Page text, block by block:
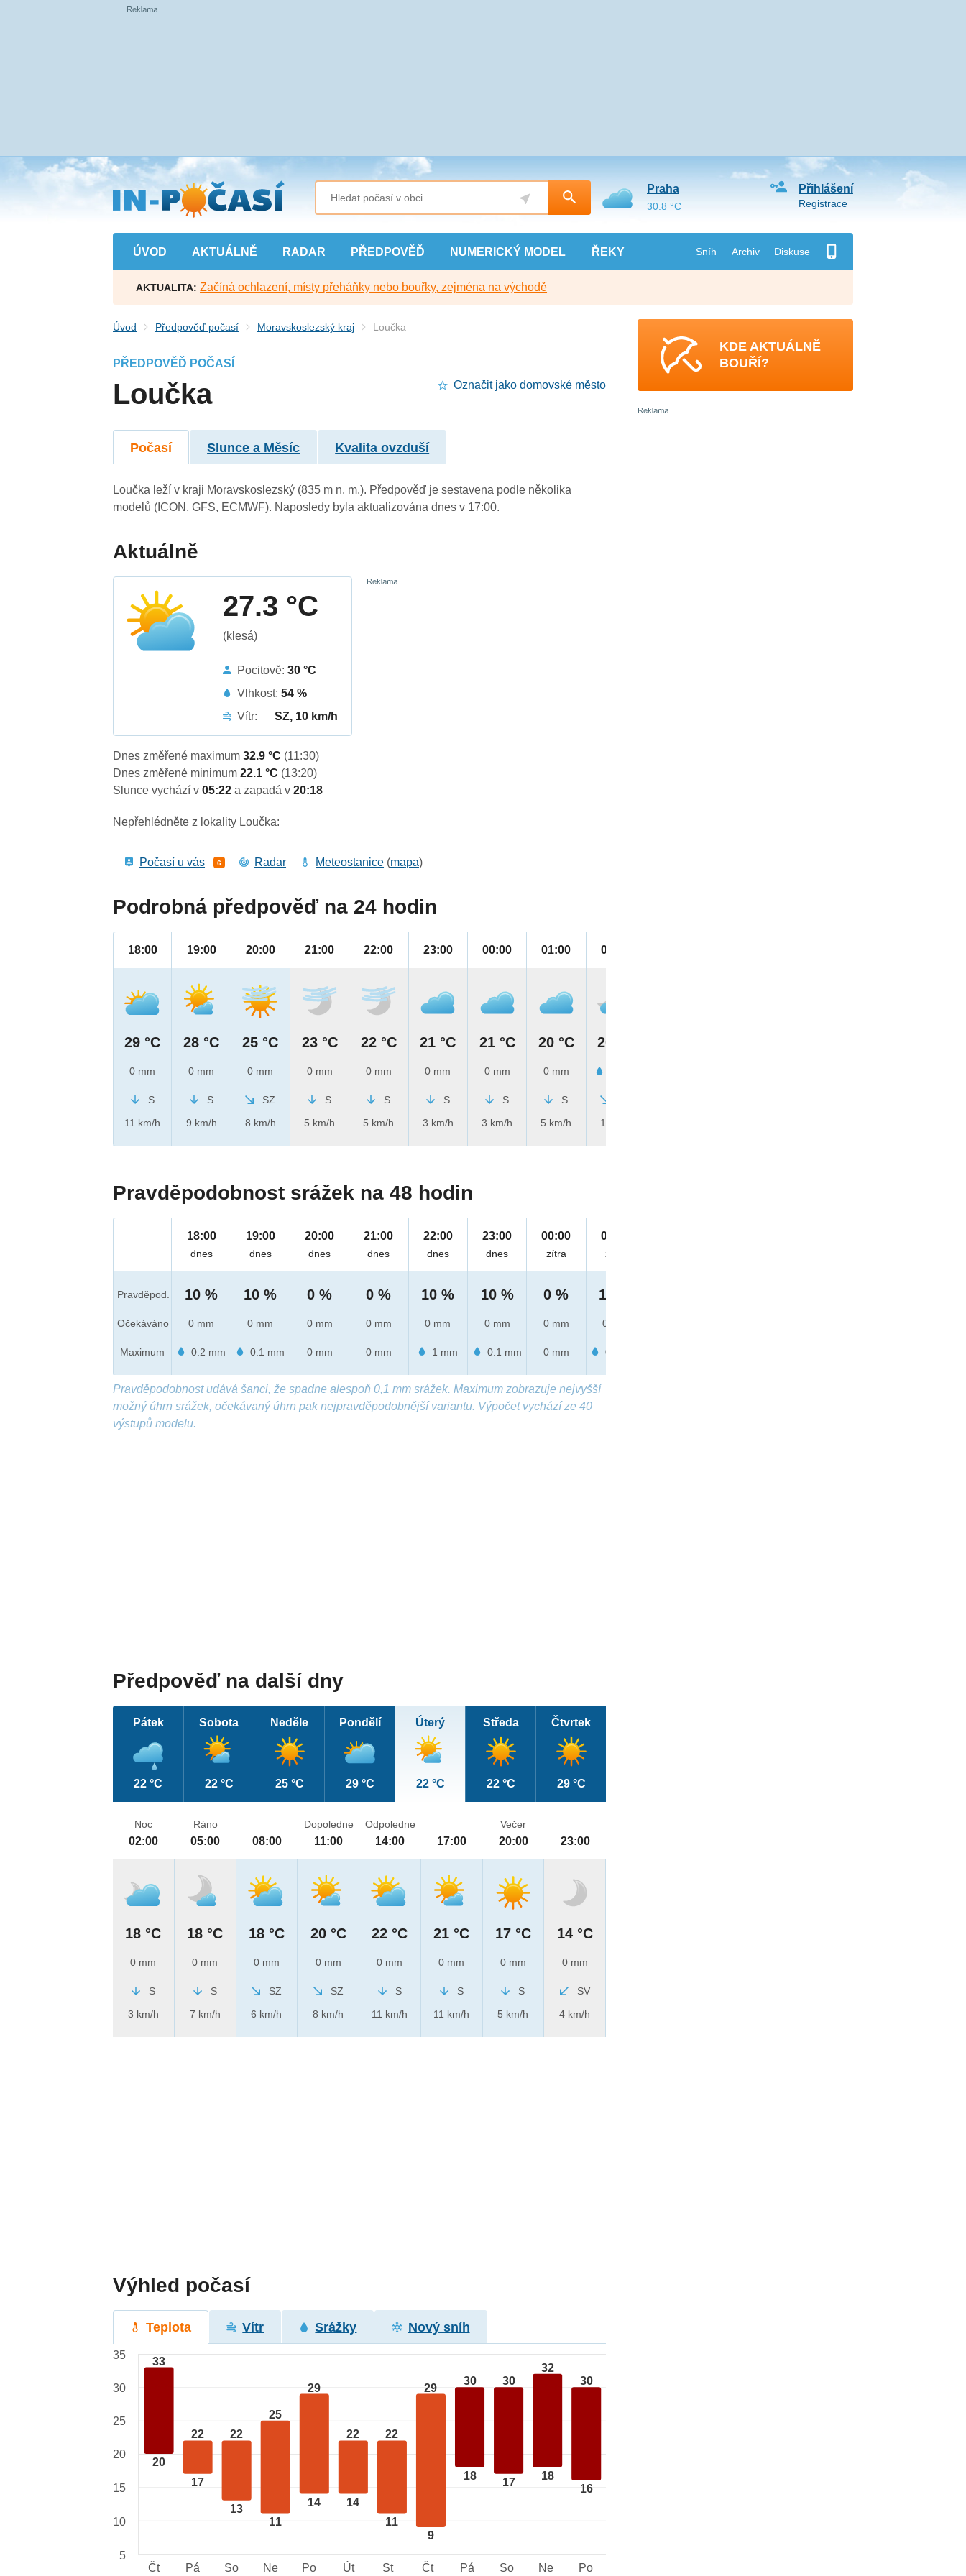
Přejít
na
hlavní
obsah
ÚVOD AKTUÁLNĚ RADAR PŘEDPOVĚĎ NUMERICKÝ MODEL ŘEKY Sníh Archiv Diskuse
Přihlášení
Registrace
Praha
30.8 °C
AKTUALITA: Začíná ochlazení, místy přeháňky nebo bouřky, zejména na východě
Úvod Předpověď počasí Moravskoslezský kraj Loučka
PŘEDPOVĚĎ POČASÍ
Loučka Označit jako domovské město
Počasí Slunce a Měsíc Kvalita ovzduší
Loučka leží v kraji Moravskoslezský (835 m n. m.). Předpověď je sestavena podle několika
modelů (ICON, GFS, ECMWF). Naposledy byla aktualizována dnes v 17:00.
Aktuálně
27.3 °C
(klesá)
Pocitově:30 °C
Vlhkost:54 %
Vítr:
SZ, 10 km/h
Dnes změřené maximum32.9 °C (11:30)
Dnes změřené minimum22.1 °C (13:20)
Slunce vychází v05:22a zapadá v20:18
Nepřehlédněte z lokality Loučka:
Počasí u vás 6 Radar Meteostanice (mapa)
Podrobná předpověď na 24 hodin
18:00
29 °C
0 mm
S
11 km/h
19:00
28 °C
0 mm
S
9 km/h
20:00
25 °C
0 mm
SZ
8 km/h
21:00
23 °C
0 mm
S
5 km/h
22:00
22 °C
0 mm
S
5 km/h
23:00
21 °C
0 mm
S
3 km/h
00:00
21 °C
0 mm
S
3 km/h
01:00
20 °C
0 mm
S
5 km/h
02:00
20 °C
1 km/h
Pravděpodobnost srážek na 48 hodin
Pravděpod.
Očekáváno
Maximum
18:00
dnes
10 %
0 mm
0.2 mm
19:00
dnes
10 %
0 mm
0.1 mm
20:00
dnes
0 %
0 mm
0 mm
21:00
dnes
0 %
0 mm
0 mm
22:00
dnes
10 %
0 mm
1 mm
23:00
dnes
10 %
0 mm
0.1 mm
00:00
zítra
0 %
0 mm
0 mm
01:00
zítra
10 %
0 mm
0.6 mm
Pravděpodobnost udává šanci, že spadne alespoň 0,1 mm srážek. Maximum zobrazuje nejvyšší
možný úhrn srážek, očekávaný úhrn pak nejpravděpodobnější variantu. Výpočet vychází ze 40
výstupů modelu.
Předpověď na další dny
Pátek
22 °C
Sobota
22 °C
Neděle
25 °C
Pondělí
29 °C
Úterý
22 °C
Středa
22 °C
Čtvrtek
29 °C
Noc
02:00
18 °C
0 mm
S
3 km/h
Ráno
05:00
18 °C
0 mm
S
7 km/h
08:00
18 °C
0 mm
SZ
6 km/h
Dopoledne
11:00
20 °C
0 mm
SZ
8 km/h
Odpoledne
14:00
22 °C
0 mm
S
11 km/h
17:00
21 °C
0 mm
S
11 km/h
Večer
20:00
17 °C
0 mm
S
5 km/h
23:00
14 °C
0 mm
SV
4 km/h
Výhled počasí
Teplota Vítr Srážky Nový sníh
33
20
22
17
22
13
25
11
29
14
22
14
22
11
29
9
30
18
30
17
32
18
30
16
35
30
25
20
15
10
5
Čt
Pá So Ne Po Út St Čt Pá So Ne Po
KDE AKTUÁLNĚ
BOUŘÍ?